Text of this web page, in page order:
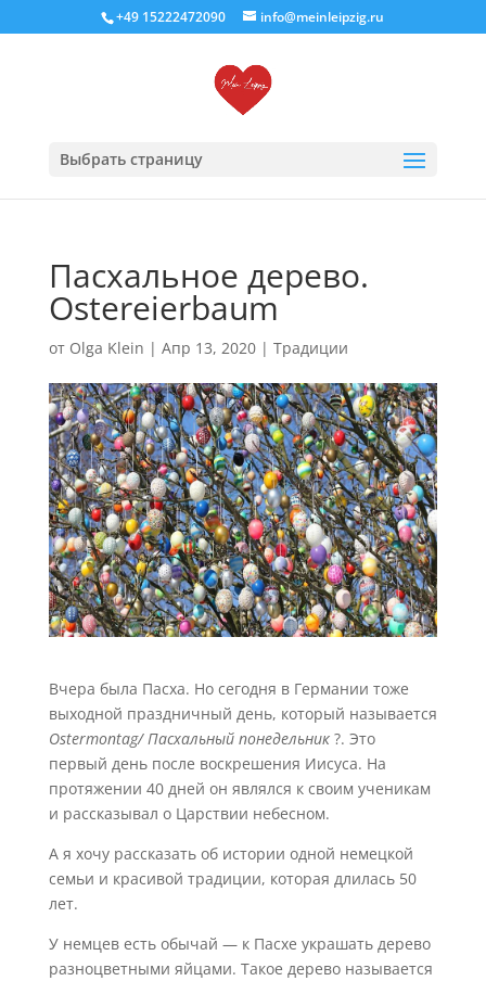
+49 15222472090 info@meinleipzig.ru
Выбрать страницу
Пасхальное дерево.
Ostereierbaum
от Olga Klein | Апр 13, 2020| Традиции
Вчера была Пасха. Но сегодня в Германии тоже
выходной праздничный день, который называется
Ostermontag/ Пасхальный понедельник ?. Это
первый день после воскрешения Иисуса. На
протяжении 40 дней он являлся к своим ученикам
и рассказывал о Царствии небесном.
А я хочу рассказать об истории одной немецкой
семьи и красивой традиции, которая длилась 50
лет.
У немцев есть обычай — к Пасхе украшать дерево
разноцветными яйцами. Такое дерево называется